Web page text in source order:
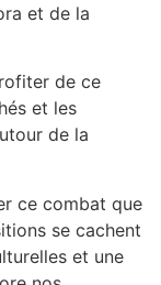
et de la
de ce
et les
de la
ce combat que
se cachent
et une